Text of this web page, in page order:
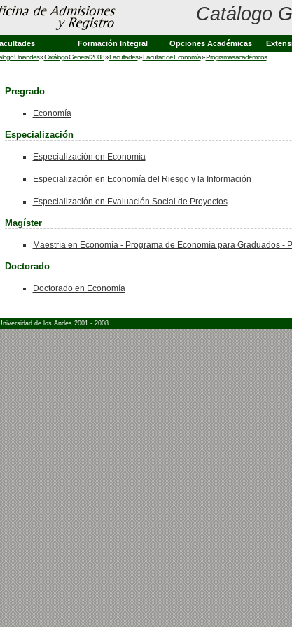
Catálogo
Formación Integral Opciones Académicas
Uniandes»Catálogo General 2008»Facultades»Facultad de Economía»Programas académicos
Pregrado
Economía
Especialización
Especialización en Economía
Especialización en Economía del Riesgo y la Información
Especialización en Evaluación Social de Proyectos
Magíster
Maestría en Economía - Programa de Economía para Graduados -
Doctorado
Doctorado en Economía
de los Andes 2001 - 2008